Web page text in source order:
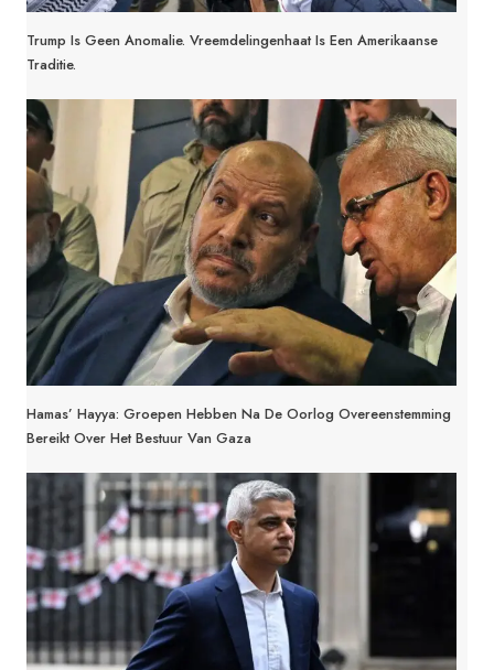
Trump Is Geen Anomalie. Vreemdelingenhaat Is Een Amerikaanse
Traditie.
Hamas’ Hayya: Groepen Hebben Na De Oorlog Overeenstemming
Bereikt Over Het Bestuur Van Gaza